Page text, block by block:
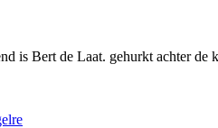
is Bert de Laat. gehurkt achter de